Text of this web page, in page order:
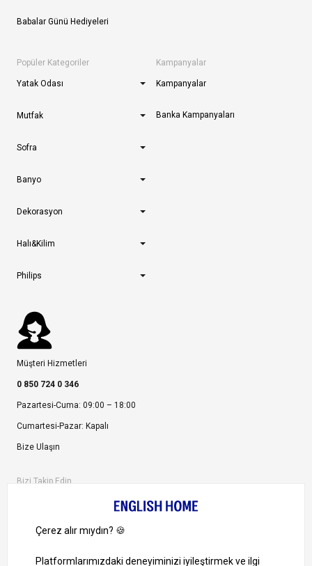
Babalar Günü Hediyeleri
Popüler Kategoriler
Yatak Odası
Mutfak
Sofra
Banyo
Dekorasyon
Halı&Kilim
Philips
Kampanyalar
Kampanyalar
Banka Kampanyaları
Müşteri Hizmetleri
0 850 724 0 346
Pazartesi-Cuma: 09:00 – 18:00
Cumartesi-Pazar: Kapalı
Bize Ulaşın
Bizi Takip Edin
1000 TL ve Üzeri Alışverişlerinizde Kargo Bedava!